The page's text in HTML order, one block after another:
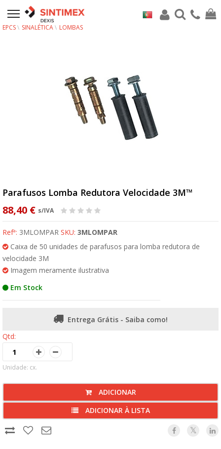
EPCS SINALÉTICA LOMBAS
Parafusos Lomba Redutora Velocidade 3M™
88,40 € s/IVA
Refª: 3MLOMPAR SKU: 3MLOMPAR
Caixa de 50 unidades de parafusos para lomba redutora de
velocidade 3M
Imagem meramente ilustrativa
Em Stock
Entrega Grátis - Saiba como!
Qtd:
Unidade: cx.
ADICIONAR
ADICIONAR À LISTA